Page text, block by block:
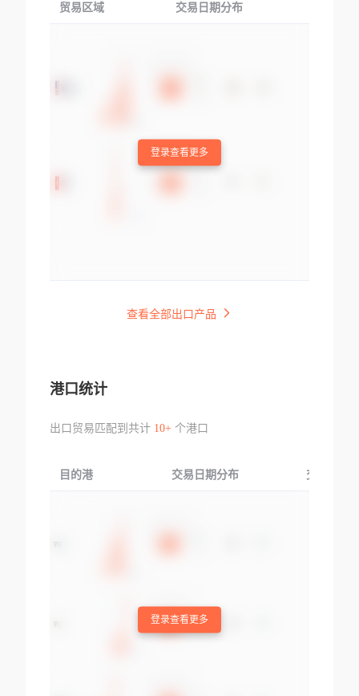
贸易区域 交易日期分布
登录查看更多
查看全部出口产品
港口统计
出口贸易匹配到共计 10+个港口
目的港 交易日期分布 交易产品
登录查看更多